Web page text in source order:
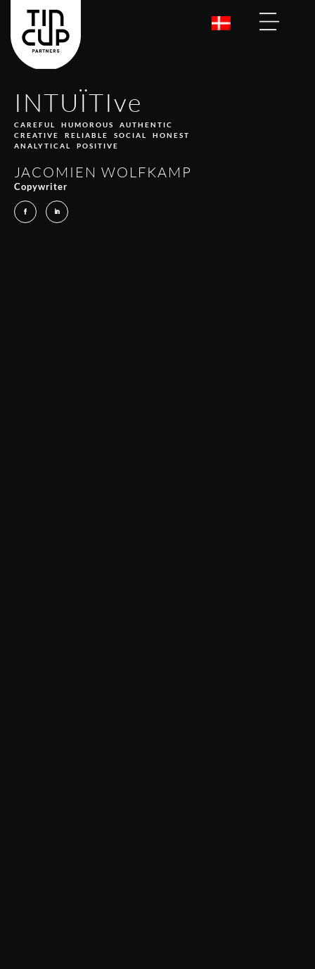
INTUÏTIve
CAREFUL HUMOROUS AUTHENTIC
CREATIVE RELIABLE SOCIAL HONEST
ANALYTICAL POSITIVE
JACOMIEN WOLFKAMP
Copywriter